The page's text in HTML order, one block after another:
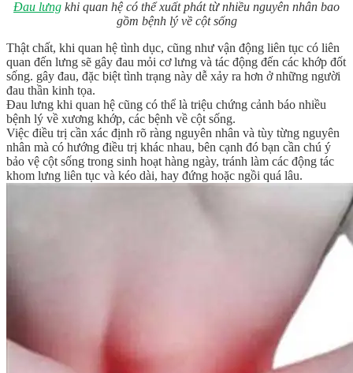
Đau lưng khi quan hệ có thể xuất phát từ nhiều nguyên nhân bao
gồm bệnh lý về cột sống
Thật chất, khi quan hệ tình dục, cũng như vận động liên tục có liên
quan đến lưng sẽ gây đau mỏi cơ lưng và tác động đến các khớp đốt
sống. gây đau, đặc biệt tình trạng này dễ xảy ra hơn ở những người
đau thần kinh tọa.
Đau lưng khi quan hệ cũng có thể là triệu chứng cảnh báo nhiều
bệnh lý về xương khớp, các bệnh về cột sống.
Việc điều trị cần xác định rõ ràng nguyên nhân và tùy từng nguyên
nhân mà có hướng điều trị khác nhau, bên cạnh đó bạn cần chú ý
bảo vệ cột sống trong sinh hoạt hàng ngày, tránh làm các động tác
khom lưng liên tục và kéo dài, hay đứng hoặc ngồi quá lâu.